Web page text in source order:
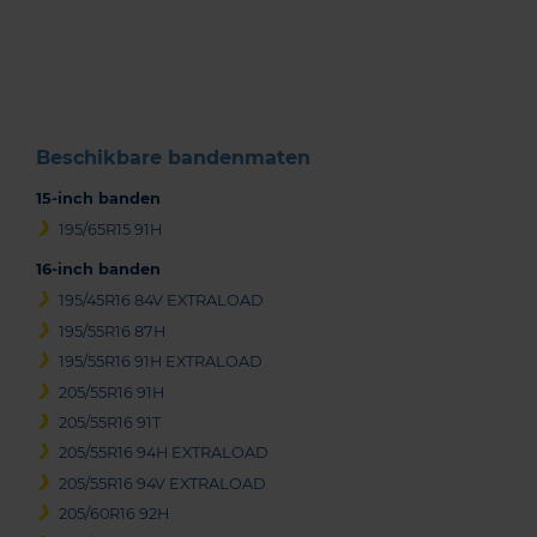
Beschikbare bandenmaten
15-inch banden
195/65R15 91H
16-inch banden
195/45R16 84V EXTRALOAD
195/55R16 87H
195/55R16 91H EXTRALOAD
205/55R16 91H
205/55R16 91T
205/55R16 94H EXTRALOAD
205/55R16 94V EXTRALOAD
205/60R16 92H